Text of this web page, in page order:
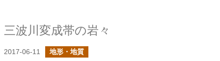
三波川変成帯の岩々
2017-06-11 地形・地質